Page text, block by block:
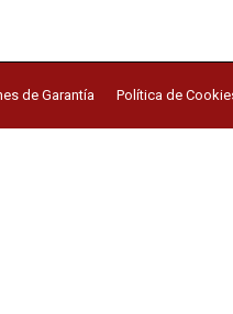
de Garantía Política de